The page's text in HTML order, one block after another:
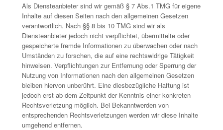
Als Diensteanbieter sind wir gemäß § 7 Abs.1 TMG für eigene
Inhalte auf diesen Seiten nach den allgemeinen Gesetzen
verantwortlich. Nach §§ 8 bis 10 TMG sind wir als
Diensteanbieter jedoch nicht verpflichtet, übermittelte oder
gespeicherte fremde Informationen zu überwachen oder nach
Umständen zu forschen, die auf eine rechtswidrige Tätigkeit
hinweisen. Verpflichtungen zur Entfernung oder Sperrung der
Nutzung von Informationen nach den allgemeinen Gesetzen
bleiben hiervon unberührt. Eine diesbezügliche Haftung ist
jedoch erst ab dem Zeitpunkt der Kenntnis einer konkreten
Rechtsverletzung möglich. Bei Bekanntwerden von
entsprechenden Rechtsverletzungen werden wir diese Inhalte
umgehend entfernen.